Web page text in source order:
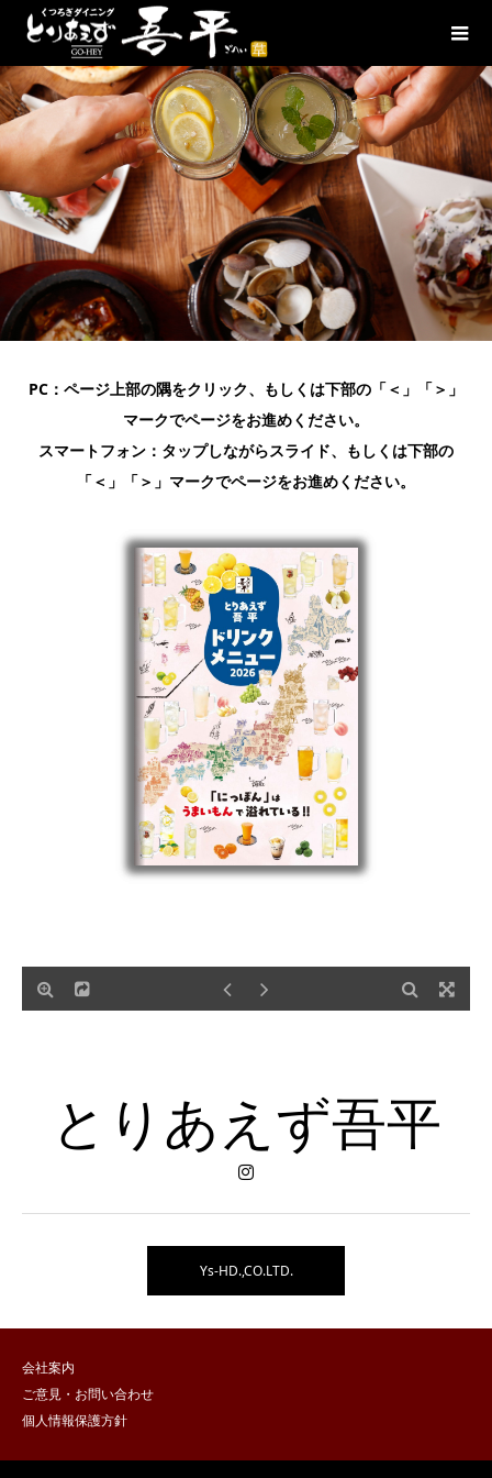
PC：ページ上部の隅をクリック、もしくは下部の「＜」「＞」
マークでページをお進めください。
スマートフォン：タップしながらスライド、もしくは下部の
「＜」「＞」マークでページをお進めください。
とりあえず吾平
Ys-HD.,CO.LTD.
会社案内
ご意見・お問い合わせ
個人情報保護方針